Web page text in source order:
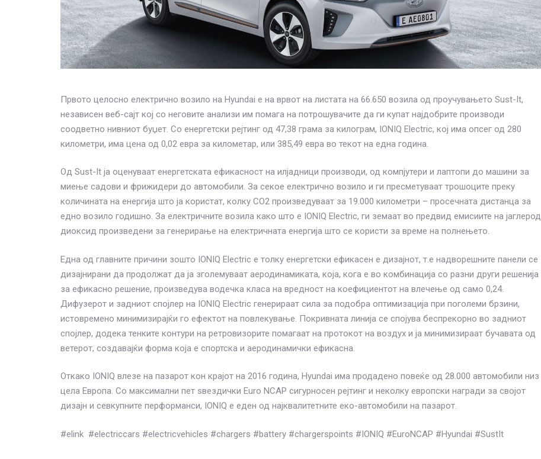
Првото целосно електрично возило на Hyundai е на врвот на листата на 66.650 возила од проучувањето Sust-It,
независен веб-сајт кој со неговите анализи им помага на потрошувачите да ги купат најдобрите производи
соодветно нивниот буџет. Со енергетски рејтинг од 47,38 грама за килограм, IONIQ Electric, кој има опсег од 280
километри, има цена од 0,02 евра за километар, или 385,49 евра во текот на една година.
Од Sust-It ја оценуваат енергетската ефикасност на илјадници производи, од компјутери и лаптопи до машини за
миење садови и фрижидери до автомобили. За секое електрично возило и ги пресметуваат трошоците преку
количината на енергија што ја користат, колку CO2 произведуваат за 19.000 километри – просечната дистанца за
едно возило годишно. За електричните возила како што е IONIQ Electric, ги земаат во предвид емисиите на јаглерод
диоксид произведени за генерирање на електричната енергија што се користи за време на полнењето.
Една од главните причини зошто IONIQ Electric е толку енергетски ефикасен е дизајнот, т.е надворешните панели се
дизајнирани да продолжат да ја зголемуваат аеродинамиката, која, кога е во комбинација со разни други решенија
за ефикасно решение, произведува водечка класа на вредност на коефициентот на влечење од само 0,24.
Дифузерот и задниот спојлер на IONIQ Electric генерираат сила за подобра оптимизација при поголеми брзини,
истовремено минимизирајќи го ефектот на повлекување. Покривната линија се спојува беспрекорно во задниот
спојлер, додека тенките контури на ретровизорите помагаат на протокот на воздух и ја минимизираат бучавата од
ветерот, создавајќи форма која е спортска и аеродинамички ефикасна.
Откако IONIQ влезе на пазарот кон крајот на 2016 година, Hyundai има продадено повеќе од 28.000 автомобили низ
цела Европа. Со максимални пет ѕвездички Euro NCAP сигурносен рејтинг и неколку европски награди за својот
дизајн и севкупните перформанси, IONIQ е еден од најквалитетните еко-автомобили на пазарот.
#elink #electriccars #electricvehicles #chargers #battery #chargerspoints #IONIQ #EuroNCAP #Hyundai #SustIt